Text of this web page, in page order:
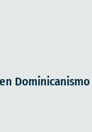
Dominicanismo